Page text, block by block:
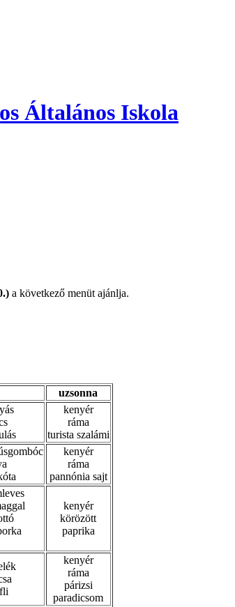
Általános Iskola
a következő menüt ajánlja.
uzsonna
kenyér
ráma
turista szalámi
kenyér
ráma
pannónia sajt
kenyér
körözött
paprika
kenyér
ráma
párizsi
paradicsom